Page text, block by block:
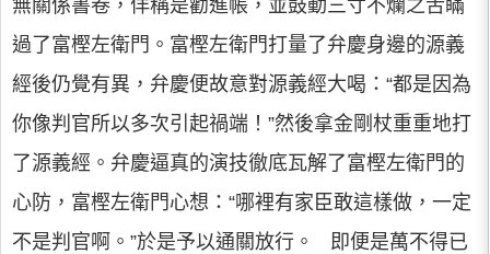
無關係書卷，佯稱是勸進帳，並鼓動三寸不爛之舌瞞
過了富樫左衛門。富樫左衛門打量了弁慶身邊的源義
經後仍覺有異，弁慶便故意對源義經大喝：“都是因為
你像判官所以多次引起禍端！”然後拿金剛杖重重地打
了源義經。弁慶逼真的演技徹底瓦解了富樫左衛門的
心防，富樫左衛門心想：“哪裡有家臣敢這樣做，一定
不是判官啊。”於是予以通關放行。 即便是萬不得已